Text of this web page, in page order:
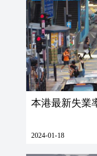
本港最新失業
2024-01-18